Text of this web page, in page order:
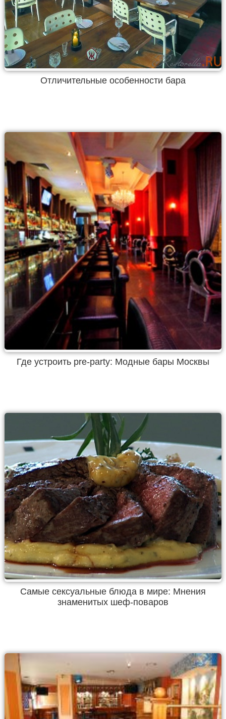
Отличительные особенности бара
Где устроить pre-party: Модные бары Москвы
Самые сексуальные блюда в мире: Мнения
знаменитых шеф-поваров